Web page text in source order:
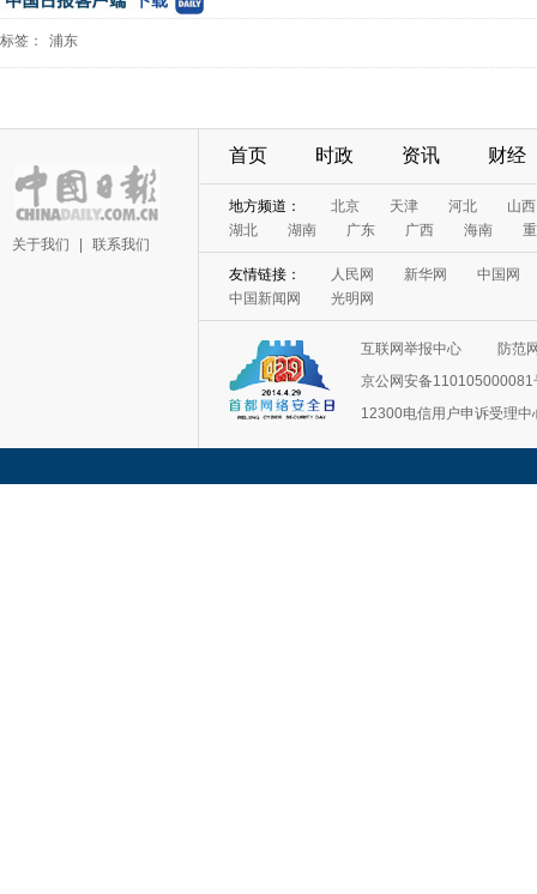
标签： 浦东
关于我们 联系我们
首页 时政 资讯 财经
地方频道： 北京 天津 河北
山西
湖北
湖南 广东 广西 海南
友情链接： 人民网 新华网
中国网
中国新闻网
光明网
互联网举报中心
防范
京公网安备110105000081
12300电信用户申诉受理中